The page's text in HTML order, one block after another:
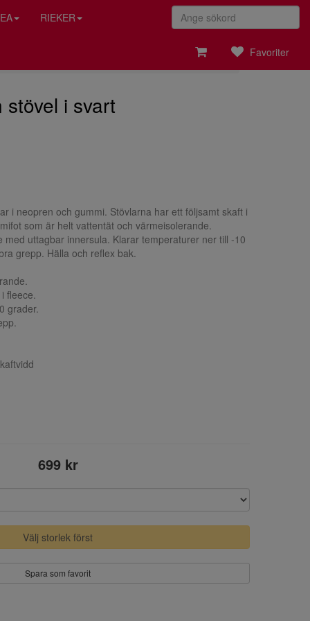
RIEKER
Favoriter
stövel i svart
i neopren och gummi. Stövlarna har ett följsamt skaft i
som är helt vattentät och värmeisolerande.
med uttagbar innersula. Klarar temperaturer ner till -10
grepp. Hälla och reflex bak.
fleece.
grader.
699 kr
Välj storlek först
Spara som favorit